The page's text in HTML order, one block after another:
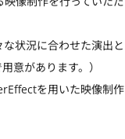
状況に合わせた演出と
意があります。）
を用いた映像制作